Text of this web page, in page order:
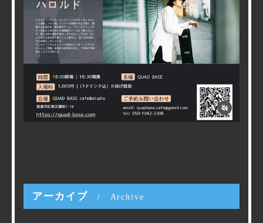
アーカイブ Archive